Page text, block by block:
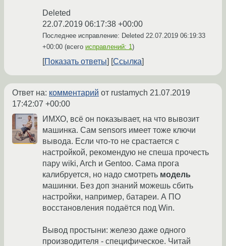
Deleted
22.07.2019 06:17:38 +00:00
Последнее исправление: Deleted 22.07.2019 06:19:33
+00:00 (всего исправлений: 1)
Показать ответы Ссылка
Ответ на: комментарий от rustamych 21.07.2019
17:42:07 +00:00
ИМХО, всё он показывает, на что вывозит
машинка. Сам sensors имеет тоже ключи
вывода. Если что-то не срастается с
настройкой, рекомендую не спеша прочесть
пару wiki, Arch и Gentoo. Сама прога
калибруется, но надо смотреть модель
машинки. Без доп знаний можешь сбить
настройки, например, батареи. А ПО
восстановления подаётся под Win.
Вывод простыни: железо даже одного
производителя - специфическое. Читай